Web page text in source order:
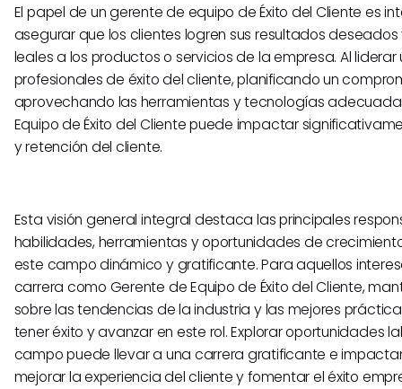
El papel de un gerente de equipo de Éxito del Cliente es
asegurar que los clientes logren sus resultados
leales a los productos o servicios de la empresa. Al
profesionales de éxito del cliente, planificando un
aprovechando las herramientas y tecnologías
Equipo de Éxito del Cliente puede impactar
y retención del cliente.
Esta visión general integral destaca las principales
habilidades, herramientas y oportunidades de
este campo dinámico y gratificante. Para aquellos
carrera como Gerente de Equipo de Éxito del Cliente,
sobre las tendencias de la industria y las mejores
tener éxito y avanzar en este rol. Explorar oportunidades
campo puede llevar a una carrera gratificante e
mejorar la experiencia del cliente y fomentar el éxito